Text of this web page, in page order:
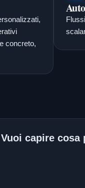
concreto,
Vuoi capire cosa